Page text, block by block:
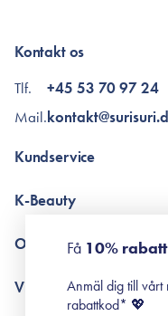
Kontakt os
Tlf.
Mail.
+45 53 70 97 24
Kundservice
Poängshop - frågor och
K-Beauty
Retinol för nybörjare
Om Surisuri
Black Friday
Villkor
Få 10% rabatt
Anmäl dig till
rabattkod* 💖